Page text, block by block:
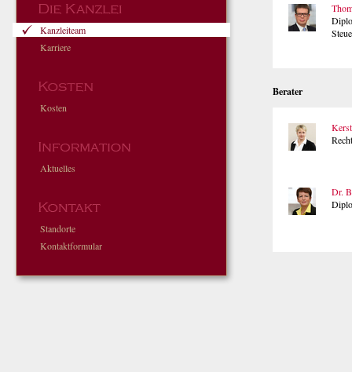
Kanzleiteam
Karriere
Kosten
Aktuelles
Standorte
Kontaktformular
Berater
Dr.